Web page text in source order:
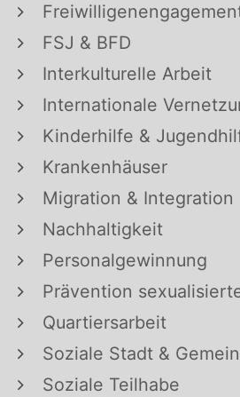
FSJ & BFD
Interkulturelle Arbeit
Internationale
Kinderhilfe &
Krankenhäuser
Migration & Integration
Nachhaltigkeit
Personalgewinnung
Prävention
Quartiersarbeit
Soziale Stadt &
Soziale Teilhabe